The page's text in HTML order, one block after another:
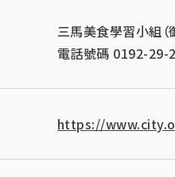
三馬美食學習小組
電話號碼 0192-29-
https://